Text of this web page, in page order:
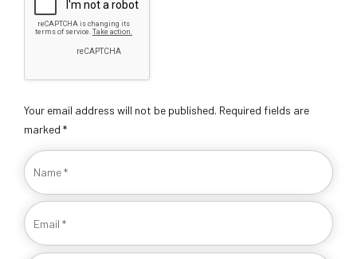
Your email address will not be published. Required fields are
marked *